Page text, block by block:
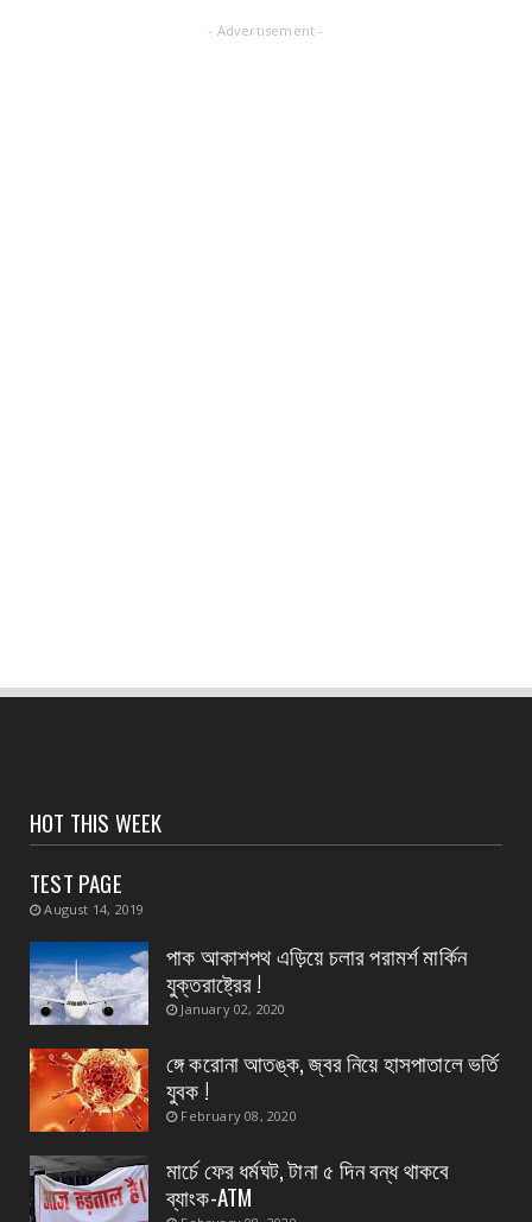
August 05, 2026
বাংলাদেশ থেকে ভারতে পাচার হওয়া ১০ নারী-শিশু উদ্ধার
প্রধান এর পদত্যাগের ২৪ ঘন্টা কাটতে না কাটতেই
কুকড়াহাটি গ্রা...
August 04, 2026
পথ নিরাপত্তা সপ্তাহ ২০২৬ দ্বিতীয় দিন
August 04, 2026
- Advertisement -
HOT THIS WEEK
TEST PAGE
August 14, 2019
পাক আকাশপথ এড়িয়ে চলার পরামর্শ মার্কিন
যুক্তরাষ্ট্রের !
January 02, 2020
ঙ্গে করোনা আতঙ্ক, জ্বর নিয়ে হাসপাতালে ভর্তি
যুবক !
February 08, 2020
মার্চে ফের ধর্মঘট, টানা ৫ দিন বন্ধ থাকবে
ব্যাংক-ATM